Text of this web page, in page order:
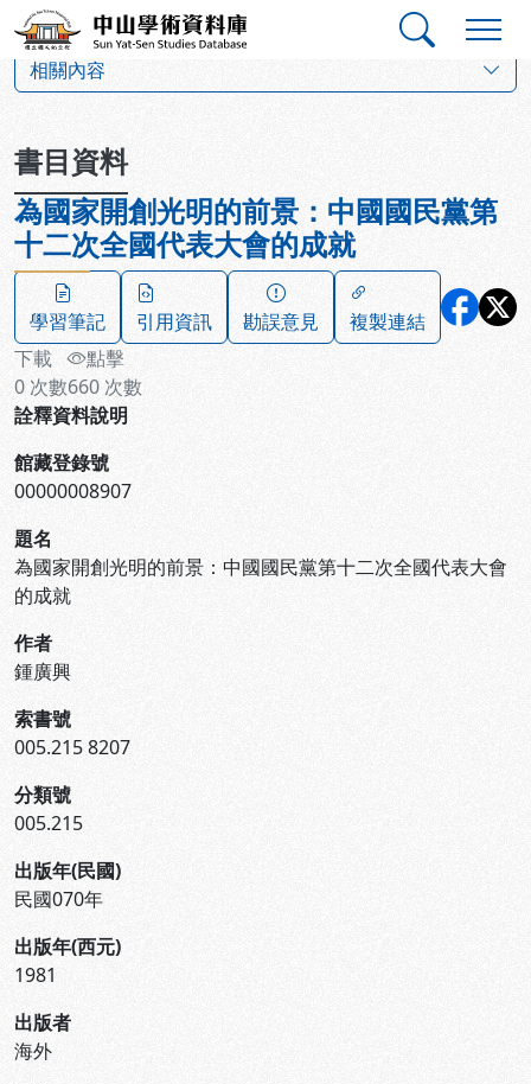
跳到主要內容
中山學術資料庫
相關內容
書目資料
為國家開創光明的前景：中國國民黨第
十二次全國代表大會的成就
學習筆記 引用資訊 勘誤意見
複製連結
下載
0 次數
點擊
660 次數
詮釋資料說明
館藏登錄號
00000008907
題名
為國家開創光明的前景：中國國民黨第十二次全國代表大會
的成就
作者
鍾廣興
索書號
005.215 8207
分類號
005.215
出版年(民國)
民國070年
出版年(西元)
1981
出版者
海外